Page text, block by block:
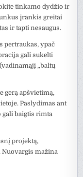
tinkamo dydžio ir
įrankis greitai
ir tapti nesaugus.
pertraukas, ypač
gali sukelti
„baltų
gerą apšvietimą,
Paslydimas ant
baigtis rimta
projektą,
Nuovargis mažina